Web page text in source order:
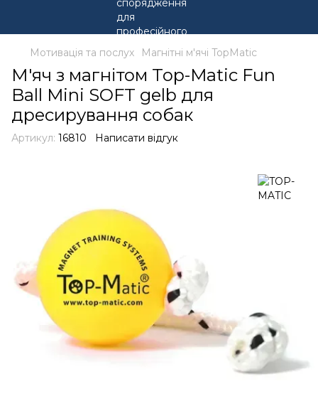
Мотивація та послух Магнітні м'ячі TopMatic
М'яч з магнітом Top-Matic Fun
Ball Mini SOFT gelb для
дресирування собак
Артикул: 16810 Написати відгук